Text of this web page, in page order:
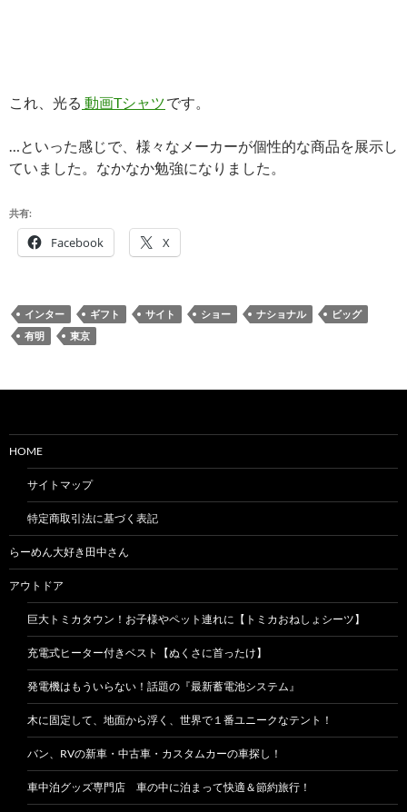
これ、光る 動画Tシャツです。
…といった感じで、様々なメーカーが個性的な商品を展示し
ていました。なかなか勉強になりました。
共有:
Facebook X
インター ギフト サイト ショー ナショナル
ビッグ
有明
東京
HOME
サイトマップ
特定商取引法に基づく表記
らーめん大好き田中さん
アウトドア
巨大トミカタウン！お子様やペット連れに【トミカおねしょシーツ】
充電式ヒーター付きベスト【ぬくさに首ったけ】
発電機はもういらない！話題の『最新蓄電池システム』
木に固定して、地面から浮く、世界で１番ユニークなテント！
バン、RVの新車・中古車・カスタムカーの車探し！
車中泊グッズ専門店 車の中に泊まって快適＆節約旅行！